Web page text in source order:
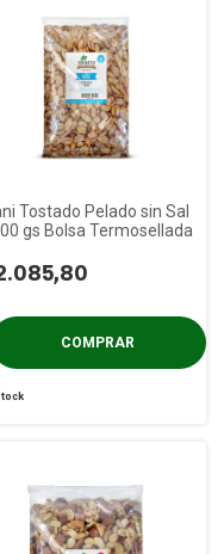
Tostado Pelado sin Sal
gs Bolsa Termosellada